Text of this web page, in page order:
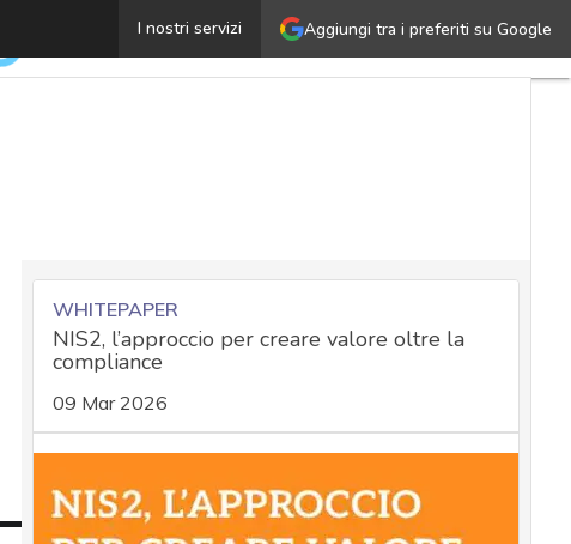
Aggiungi tra i preferiti su Google
I nostri servizi
La sovranità digitale si costruisce anche scegliendo
WHITEPAPER
NIS2, l’approccio per creare valore oltre la
compliance
09 Mar 2026